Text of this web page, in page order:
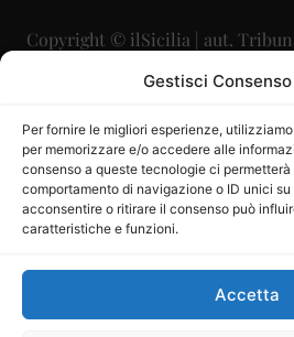
Gestisci
Per fornire le migliori esperienze,
per memorizzare e/o accedere alle
consenso a queste tecnologie ci
comportamento di navigazione o ID unici su
acconsentire o ritirare il consenso può
caratteristiche e funzioni.
Accetta
Copyright © ilSicilia | aut.
29/09/2015
Direttore Editoriale:
Direttore Responsabile:
P.IVA:
Mercurio Comunicazione